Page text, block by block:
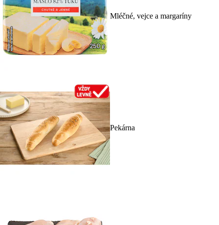
Mléčné, vejce a margaríny
Pekárna